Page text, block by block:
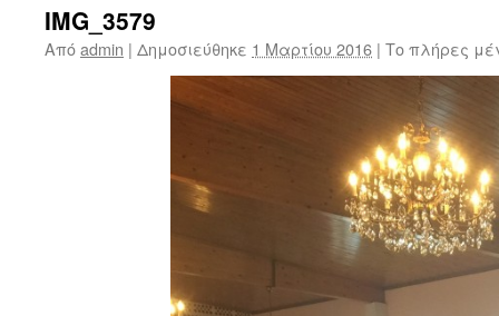
περιεχόμενο
IMG_3579
Απόadmin | Δημοσιεύθηκε 1 Μαρτίου 2016 | Το πλήρες